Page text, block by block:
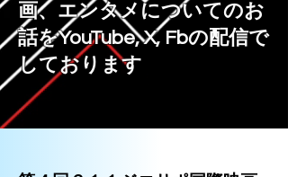
画、エンタメについてのお
話をYouTube, X, Fbの配信で
しております